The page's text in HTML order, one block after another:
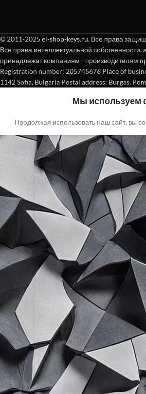
© 2011-2025 el-shop-keys.ru. Все права
Все права интеллектуальной собственности,
принадлежат компаниям - производителям
Registration number: 205745676 Place of
1142 Sofia, Bulgaria Postal address: Burgas,
Мы используем
Продолжая использовать наш сайт, вы